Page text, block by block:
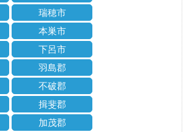
瑞穂市
本巣市
下呂市
羽島郡
不破郡
揖斐郡
加茂郡